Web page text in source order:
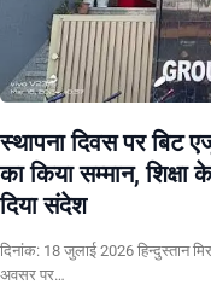
स्थापना दिवस पर बिट
का किया सम्मान, शिक्षा
दिया संदेश
दिनांक: 18 जुलाई 2026 हिन्दुस्तान
अवसर पर…